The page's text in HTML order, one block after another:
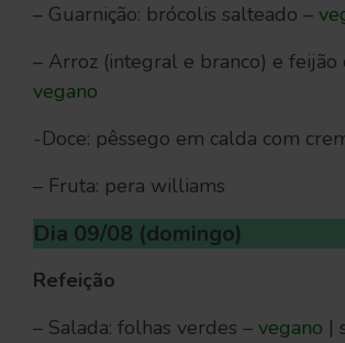
– Guarnição: brócolis salteado –
– Arroz (integral e branco) e feijão
vegano
-Doce: pêssego em calda com
– Fruta: pera williams
Dia 09/08 (domingo)
Refeição
– Salada: folhas verdes – vegano |